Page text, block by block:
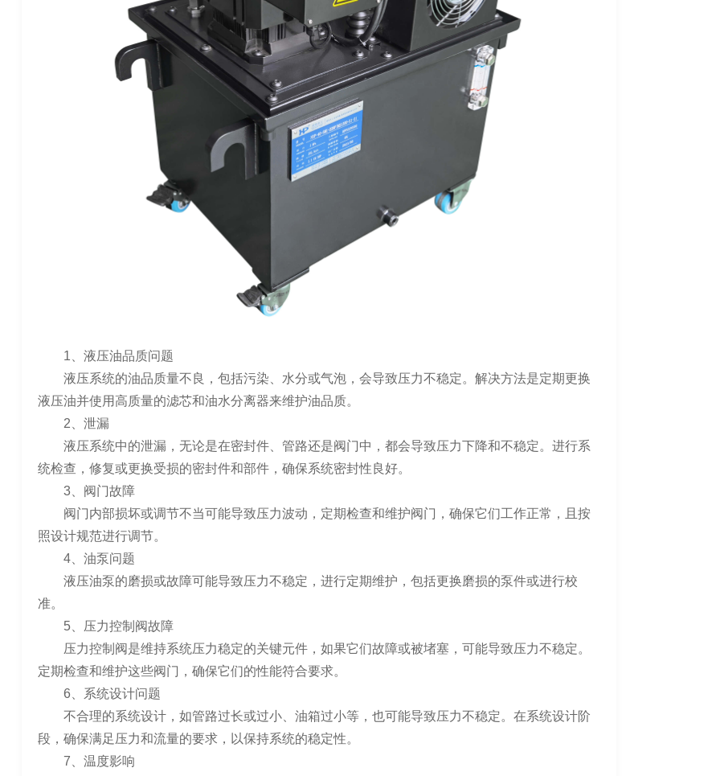
1、液压油品质问题
液压系统的油品质量不良，包括污染、水分或气泡，会导致压力不稳定。解决方法是定期更换
液压油并使用高质量的滤芯和油水分离器来维护油品质。
2、泄漏
液压系统中的泄漏，无论是在密封件、管路还是阀门中，都会导致压力下降和不稳定。进行系
统检查，修复或更换受损的密封件和部件，确保系统密封性良好。
3、阀门故障
阀门内部损坏或调节不当可能导致压力波动，定期检查和维护阀门，确保它们工作正常，且按
照设计规范进行调节。
4、油泵问题
液压油泵的磨损或故障可能导致压力不稳定，进行定期维护，包括更换磨损的泵件或进行校
准。
5、压力控制阀故障
压力控制阀是维持系统压力稳定的关键元件，如果它们故障或被堵塞，可能导致压力不稳定。
定期检查和维护这些阀门，确保它们的性能符合要求。
6、系统设计问题
不合理的系统设计，如管路过长或过小、油箱过小等，也可能导致压力不稳定。在系统设计阶
段，确保满足压力和流量的要求，以保持系统的稳定性。
7、温度影响